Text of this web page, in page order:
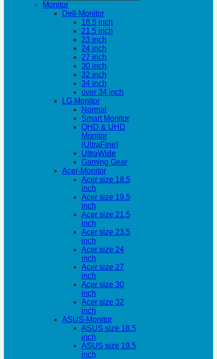
Monitor
Dell-Monitor
18.5 inch
21.5 inch
23 inch
24 inch
27 inch
30 inch
32 inch
34 inch
over 34 inch
LG Monitor
Normal
Smart Monitor
QHD & UHD
Monitor
(UltraFine)
UltraWide
Gaming Gear
Acer-Monitor
Acer size 18.5
inch
Acer size 19.5
inch
Acer size 21.5
inch
Acer size 23.5
inch
Acer size 24
inch
Acer size 27
inch
Acer size 30
inch
Acer size 32
inch
ASUS-Monitor
ASUS size 18.5
inch
ASUS size 19.5
inch